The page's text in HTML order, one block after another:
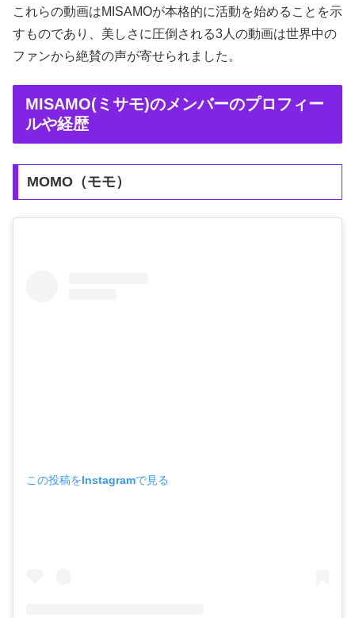
これらの動画はMISAMOが本格的に活動を始めることを示
すものであり、美しさに圧倒される3人の動画は世界中の
ファンから絶賛の声が寄せられました。
MISAMO(ミサモ)のメンバーのプロフィー
ルや経歴
MOMO（モモ）
この投稿をInstagramで見る